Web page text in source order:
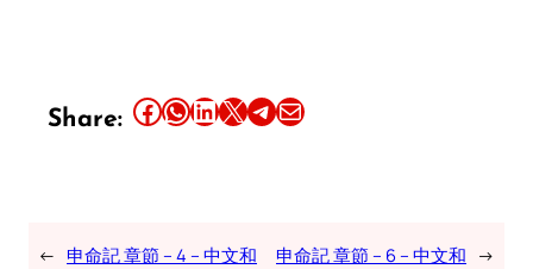
Share: Share this article on Facebook Share this article on WhatsApp Share this article on LinkedIn Share this article on X Share this article on TelegramEmail this Article
← 申命記 章節 – 4 – 中文和
申命記 章節 – 6 – 中文和 →